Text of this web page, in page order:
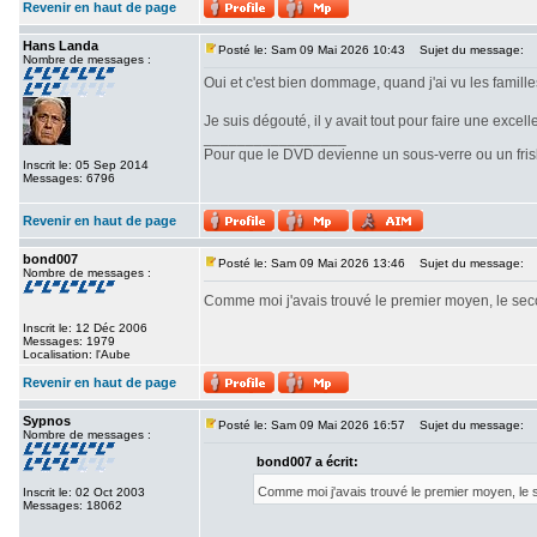
Revenir en haut de page
Hans Landa
Nombre de messages :
Inscrit le: 05 Sep 2014
Messages: 6796
Posté le: Sam 09 Mai 2026 10:43 Sujet du message:
Oui et c'est bien dommage, quand j'ai vu les
Je suis dégouté, il y avait tout pour faire une
Pour que le DVD devienne un sous-verre ou un
Revenir en haut de page
bond007
Nombre de messages :
Inscrit le: 12 Déc 2006
Messages: 1979
Localisation: l'Aube
Posté le: Sam 09 Mai 2026 13:46 Sujet du message:
Comme moi j'avais trouvé le premier moyen, le
Revenir en haut de page
Sypnos
Nombre de messages :
Inscrit le: 02 Oct 2003
Messages: 18062
Posté le: Sam 09 Mai 2026 16:57 Sujet du message:
bond007 a écrit:
Comme moi j'avais trouvé le premier moyen,